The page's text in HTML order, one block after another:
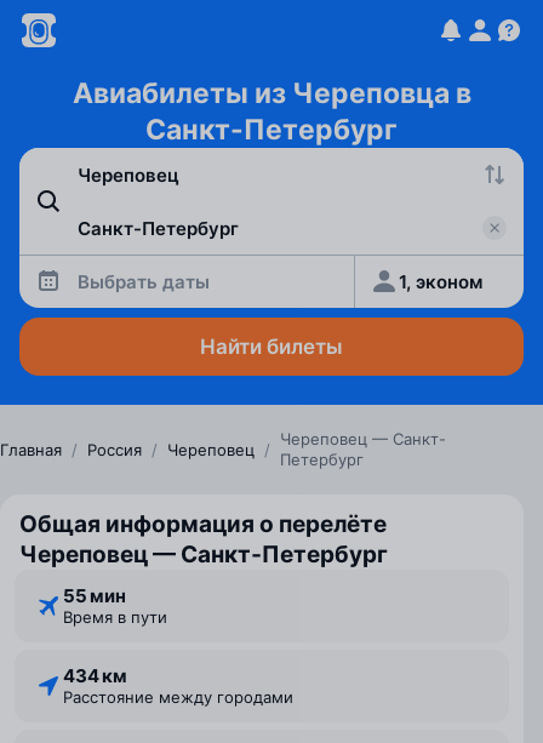
Авиабилеты из Череповца в
Санкт-Петербург
Выбрать даты 1, эконом
Найти билеты
Главная / Россия / Череповец /
Череповец — Санкт-
Петербург
Общая информация о перелёте
Череповец — Санкт‑Петербург
55 мин
Время в пути
434 км
Расстояние между городами